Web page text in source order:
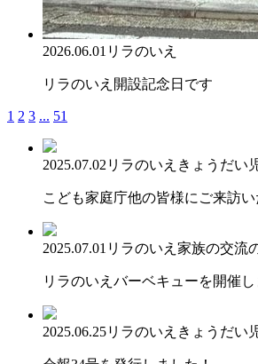
2026.06.01 リラのいえ
リラのいえ開設記念日です
1 2 3 ... 51
2025.07.02 リラのいえ きょうだい
こども家庭庁他の皆様にご来訪
2025.07.01 リラのいえ 家族の交流
リラのいえバーベキューを開催し
2025.06.25リラのいえ きょうだい